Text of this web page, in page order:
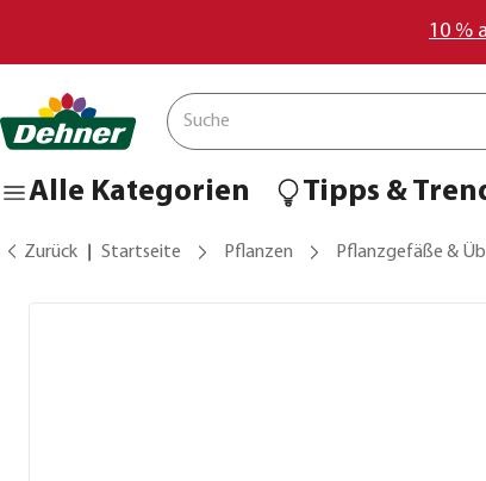
10 %
Alle Kategorien Tipps &
Zurück Startseite Pflanzen Pflanzgefäße &